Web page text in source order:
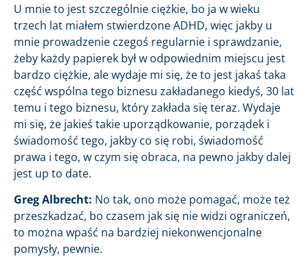
U mnie to jest szczególnie ciężkie, bo ja w wieku
trzech lat miałem stwierdzone ADHD, więc jakby u
mnie prowadzenie czegoś regularnie i sprawdzanie,
żeby każdy papierek był w odpowiednim miejscu jest
bardzo ciężkie, ale wydaje mi się, że to jest jakaś taka
część wspólna tego biznesu zakładanego kiedyś, 30 lat
temu i tego biznesu, który zakłada się teraz. Wydaje
mi się, że jakieś takie uporządkowanie, porządek i
świadomość tego, jakby co się robi, świadomość
prawa i tego, w czym się obraca, na pewno jakby dalej
jest up to date.
Greg Albrecht: No tak, ono może pomagać, może też
przeszkadzać, bo czasem jak się nie widzi ograniczeń,
to można wpaść na bardziej niekonwencjonalne
pomysły, pewnie.